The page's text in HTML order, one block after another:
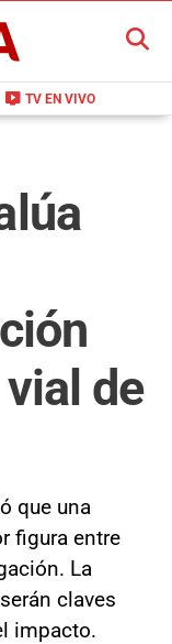
live_tv TV EN VIVO
BUSCAR
de
que una
figura entre
La
claves
impacto.